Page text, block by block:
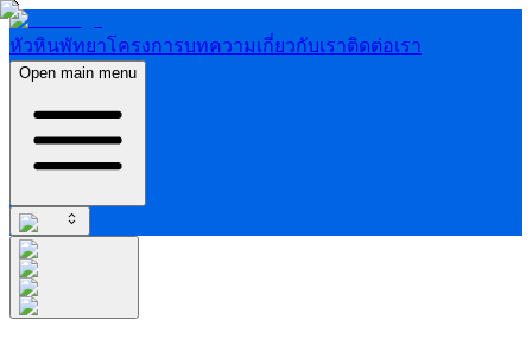
หัวหินพัทยาโครงการบทความเกี่ยวกับเราติดต่อเรา
Open main menu